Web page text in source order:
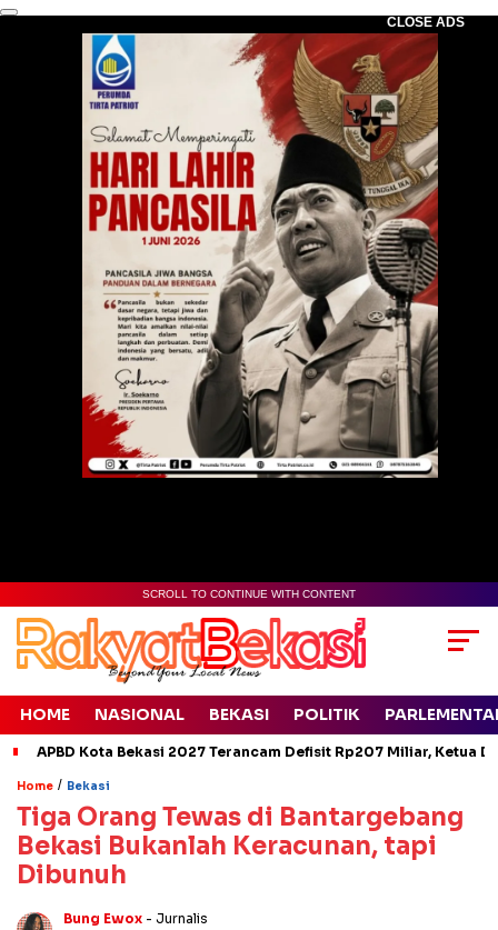
CLOSE ADS
SCROLL TO CONTINUE WITH CONTENT
HOME NASIONAL BEKASI POLITIK
APBD Kota Bekasi 2027 Terancam Defisit Rp207 Miliar, Ketua
Home / Bekasi
Tiga Orang Tewas di Bantargebang
Bekasi Bukanlah Keracunan, tapi
Dibunuh
Bung Ewox - Jurnalis